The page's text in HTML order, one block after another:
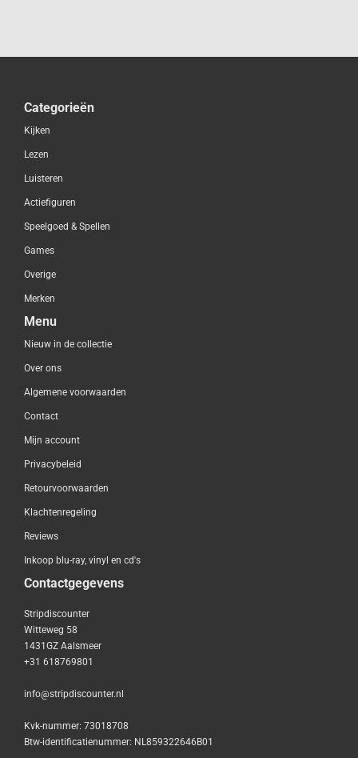
Categorieën
Kijken
Lezen
Luisteren
Actiefiguren
Speelgoed & Spellen
Games
Overige
Merken
Menu
Nieuw in de collectie
Over ons
Algemene voorwaarden
Contact
Mijn account
Privacybeleid
Retourvoorwaarden
Klachtenregeling
Reviews
Inkoop blu-ray, vinyl en cd's
Contactgegevens
Stripdiscounter
Witteweg 58
1431GZ Aalsmeer
+31 618769801
info@stripdiscounter.nl
Kvk-nummer: 73018708
Btw-identificatienummer: NL859322646B01